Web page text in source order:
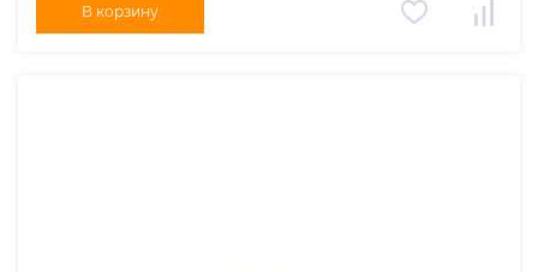
В корзину